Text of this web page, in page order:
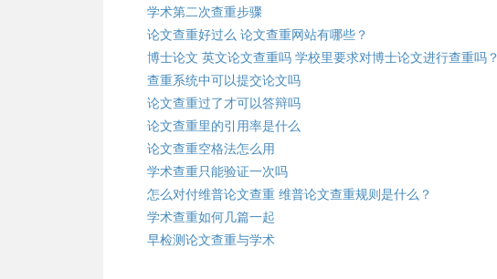
学术第二次查重步骤
论文查重好过么 论文查重网站有哪些？
博士论文 英文论文查重吗 学校里要求对博士论文进行查重吗
查重系统中可以提交论文吗
论文查重过了才可以答辩吗
论文查重里的引用率是什么
论文查重空格法怎么用
学术查重只能验证一次吗
怎么对付维普论文查重 维普论文查重规则是什么？
学术查重如何几篇一起
早检测论文查重与学术